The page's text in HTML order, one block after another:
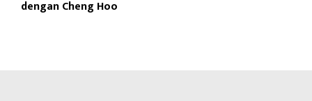
dengan Cheng Hoo